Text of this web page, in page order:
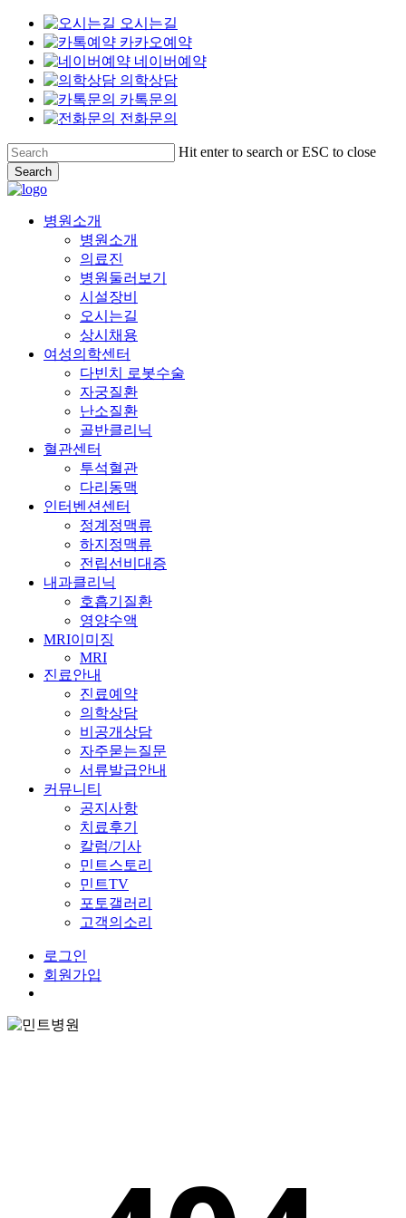
오시는길
카카오예약
네이버예약
의학상담
카톡문의
전화문의
Skip
to
main
content
Hit enter to search or ESC to close
Search
Close
Menu
병원소개
병원소개
의료진
병원둘러보기
시설장비
오시는길
상시채용
여성의학센터
다빈치 로봇수술
자궁질환
난소질환
골반클리닉
혈관센터
투석혈관
다리동맥
인터벤션센터
정계정맥류
하지정맥류
전립선비대증
내과클리닉
호흡기질환
영양수액
MRI이미징
MRI
진료안내
진료예약
의학상담
비공개상담
자주묻는질문
서류발급안내
커뮤니티
공지사항
치료후기
칼럼/기사
민트스토리
민트TV
포토갤러리
고객의소리
로그인
회원가입